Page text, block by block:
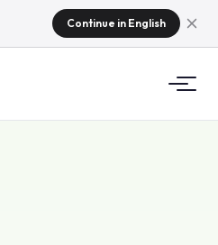
Continue in English